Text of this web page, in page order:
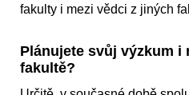
fakulty i mezi vědci z jiných
Plánujete svůj výzkum i
fakultě?